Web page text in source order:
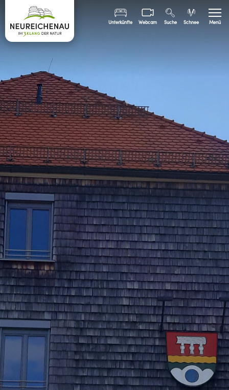
Sommer
Winter
Freizeit
Familien
Bürgerinfo
Unterkünfte Webcam Suche Schnee Menü